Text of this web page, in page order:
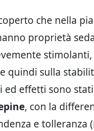
che nella
proprietà
e quindi sulla
ed effetti sono
, con la
e tolleranza